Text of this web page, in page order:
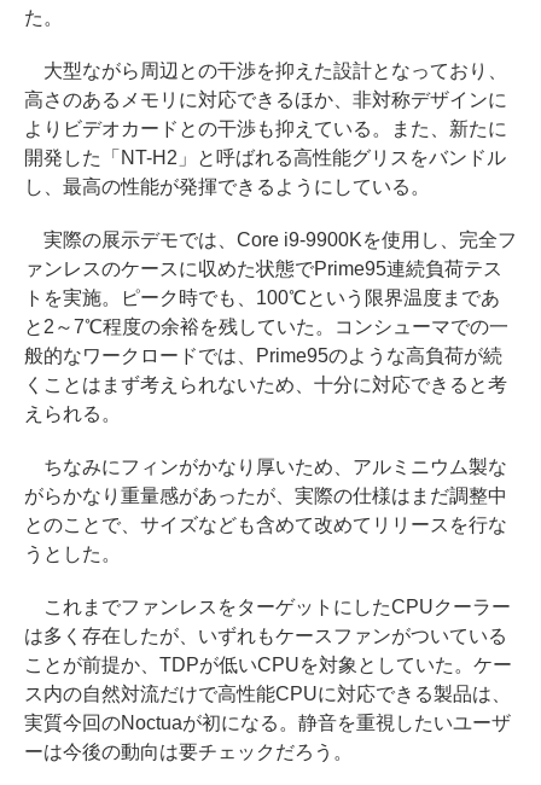
た。
大型ながら周辺との干渉を抑えた設計となっており、
高さのあるメモリに対応できるほか、非対称デザインに
よりビデオカードとの干渉も抑えている。また、新たに
開発した「NT-H2」と呼ばれる高性能グリスをバンドル
し、最高の性能が発揮できるようにしている。
実際の展示デモでは、Core i9-9900Kを使用し、完全フ
ァンレスのケースに収めた状態でPrime95連続負荷テス
トを実施。ピーク時でも、100℃という限界温度まであ
と2～7℃程度の余裕を残していた。コンシューマでの一
般的なワークロードでは、Prime95のような高負荷が続
くことはまず考えられないため、十分に対応できると考
えられる。
ちなみにフィンがかなり厚いため、アルミニウム製な
がらかなり重量感があったが、実際の仕様はまだ調整中
とのことで、サイズなども含めて改めてリリースを行な
うとした。
これまでファンレスをターゲットにしたCPUクーラー
は多く存在したが、いずれもケースファンがついている
ことが前提か、TDPが低いCPUを対象としていた。ケー
ス内の自然対流だけで高性能CPUに対応できる製品は、
実質今回のNoctuaが初になる。静音を重視したいユーザ
ーは今後の動向は要チェックだろう。